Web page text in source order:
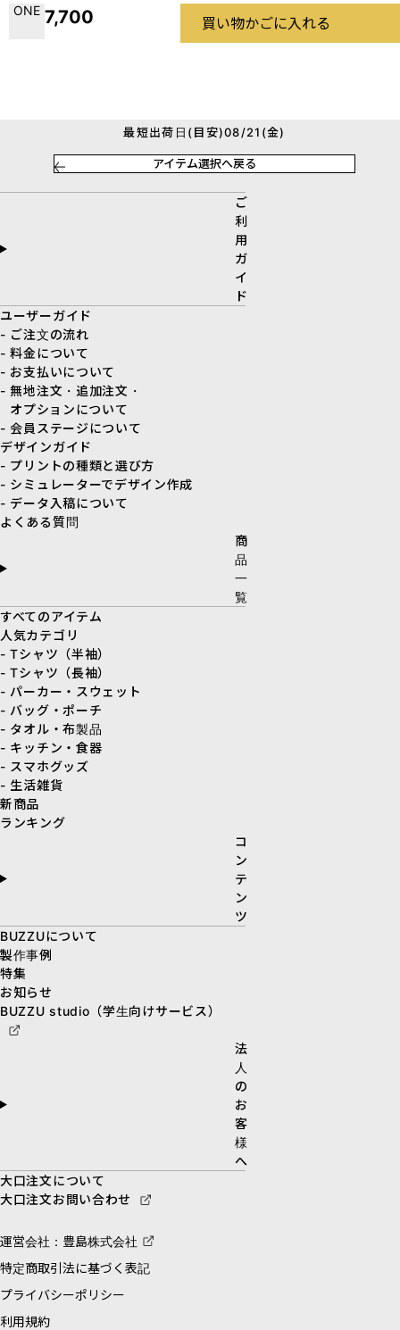
ONE 7,700 買い物かごに入れる
最短出荷日(目安)08/21(金)
アイテム選択へ戻る
ご
利
用
ガ
イ
ド
ユーザーガイド
- ご注文の流れ
- 料金について
- お支払いについて
- 無地注文・追加注文・
オプションについて
- 会員ステージについて
デザインガイド
- プリントの種類と選び方
- シミュレーターでデザイン作成
- データ入稿について
よくある質問
商
品
一
覧
すべてのアイテム
人気カテゴリ
- Tシャツ（半袖）
- Tシャツ（長袖）
- パーカー・スウェット
- バッグ・ポーチ
- タオル・布製品
- キッチン・食器
- スマホグッズ
- 生活雑貨
新商品
ランキング
コ
ン
テ
ン
ツ
BUZZUについて
製作事例
特集
お知らせ
BUZZU studio（学生向けサービス）
法
人
の
お
客
様
へ
大口注文について
大口注文お問い合わせ
運営会社：豊島株式会社
特定商取引法に基づく表記
プライバシーポリシー
利用規約